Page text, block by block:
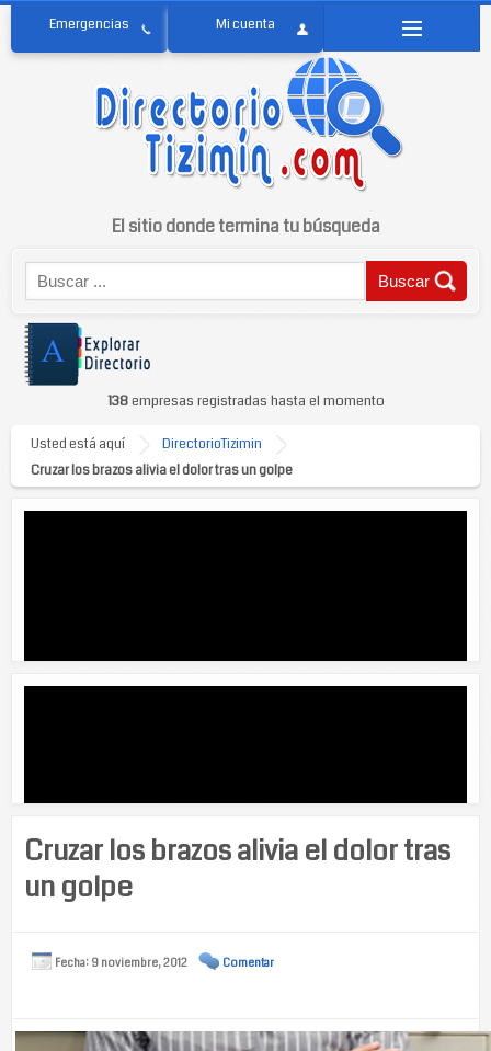
El sitio donde termina tu búsqueda
138empresas registradas hasta el momento
Usted está aquí
DirectorioTizimin
Cruzar los brazos alivia el dolor tras un golpe
Cruzar los brazos alivia el dolor tras
un golpe
Fecha: 9 noviembre, 2012 Comentar